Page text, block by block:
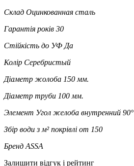
Склад Оцинкованная сталь
Гарантія років 30
Стійкість до УФ Да
Колір Серебристый
Діаметр жолоба 150 мм.
Діаметр труби 100 мм.
Элемент Угол желоба внутренний 90°
Збір води з м² покрівлі от 150
Бренд ASSA
Залишити відгук і рейтинг